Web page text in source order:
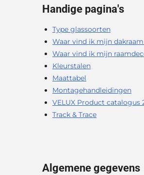
Handige pagina's
Type glassoorten
Waar vind ik mijn
Waar vind ik mijn
Kleurstalen
Maattabel
Montagehandleidingen
VELUX Product catalogus
Track & Trace
Algemene gegevens